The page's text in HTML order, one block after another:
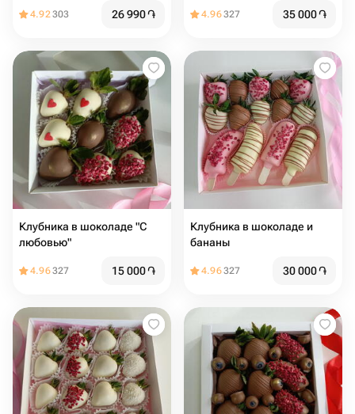
4.92303 26 990֏ 4.96327 35 000֏
Клубника в шоколаде "С
любовью"
4.96327 15 000֏
Клубника в шоколаде и
бананы
4.96327 30 000֏